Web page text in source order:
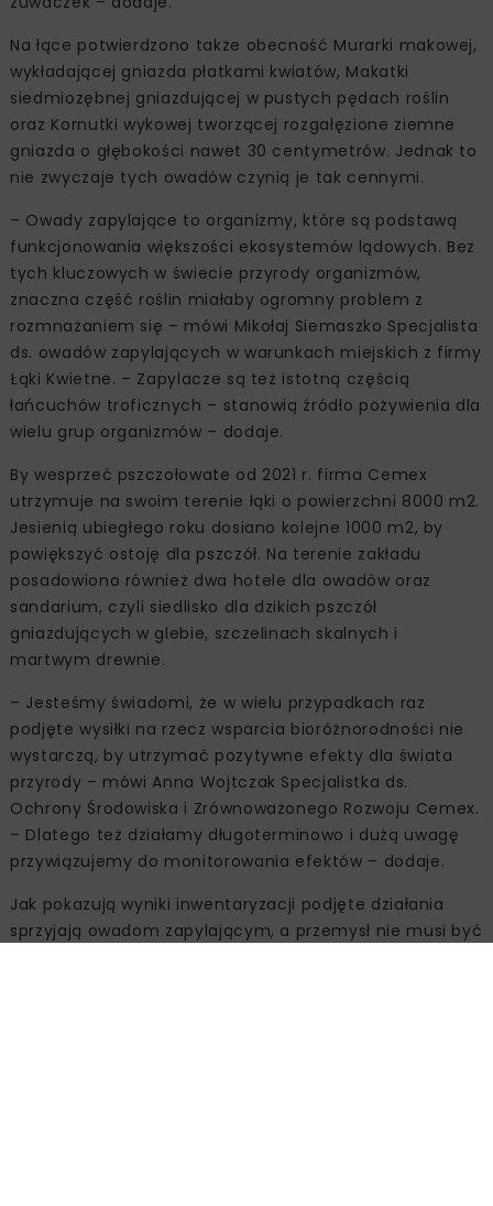
Na łące potwierdzono także obecność Murarki makowej,
wykładającej gniazda płatkami kwiatów, Makatki
siedmiozębnej gniazdującej w pustych pędach roślin
oraz Kornutki wykowej tworzącej rozgałęzione ziemne
gniazda o głębokości nawet 30 centymetrów. Jednak to
nie zwyczaje tych owadów czynią je tak cennymi.
– Owady zapylające to organizmy, które są podstawą
funkcjonowania większości ekosystemów lądowych. Bez
tych kluczowych w świecie przyrody organizmów,
znaczna część roślin miałaby ogromny problem z
rozmnażaniem się – mówi Mikołaj Siemaszko Specjalista
ds. owadów zapylających w warunkach miejskich z firmy
Łąki Kwietne. – Zapylacze są też istotną częścią
łańcuchów troficznych – stanowią źródło pożywienia dla
wielu grup organizmów – dodaje.
By wesprzeć pszczołowate od 2021 r. firma Cemex
utrzymuje na swoim terenie łąki o powierzchni 8000 m2.
Jesienią ubiegłego roku dosiano kolejne 1000 m2, by
powiększyć ostoję dla pszczół. Na terenie zakładu
posadowiono również dwa hotele dla owadów oraz
sandarium, czyli siedlisko dla dzikich pszczół
gniazdujących w glebie, szczelinach skalnych i
martwym drewnie.
– Jesteśmy świadomi, że w wielu przypadkach raz
podjęte wysiłki na rzecz wsparcia bioróżnorodności nie
wystarczą, by utrzymać pozytywne efekty dla świata
przyrody – mówi Anna Wojtczak Specjalistka ds.
Ochrony Środowiska i Zrównoważonego Rozwoju Cemex.
– Dlatego też działamy długoterminowo i dużą uwagę
przywiązujemy do monitorowania efektów – dodaje.
Jak pokazują wyniki inwentaryzacji podjęte działania
sprzyjają owadom zapylającym, a przemysł nie musi być